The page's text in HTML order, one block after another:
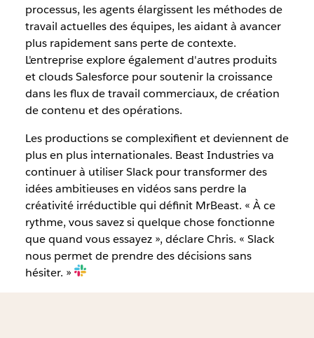
processus, les agents élargissent les méthodes de
travail actuelles des équipes, les aidant à avancer
plus rapidement sans perte de contexte.
L'entreprise explore également d'autres produits
et clouds Salesforce pour soutenir la croissance
dans les flux de travail commerciaux, de création
de contenu et des opérations.
Les productions se complexifient et deviennent de
plus en plus internationales. Beast Industries va
continuer à utiliser Slack pour transformer des
idées ambitieuses en vidéos sans perdre la
créativité irréductible qui définit MrBeast. « À ce
rythme, vous savez si quelque chose fonctionne
que quand vous essayez », déclare Chris. « Slack
nous permet de prendre des décisions sans
hésiter. »